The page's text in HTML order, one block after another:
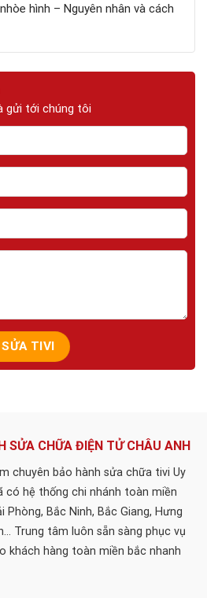
hình – Nguyên nhân và cách
gửi tới chúng tôi
SỬA CHỮA ĐIỆN TỬ CHÂU ANH
chuyên bảo hành sửa chữa tivi Uy
có hệ thống chi nhánh toàn miền
Phòng, Bắc Ninh, Bắc Giang, Hưng
Trung tâm luôn sẵn sàng phục vụ
khách hàng toàn miền bắc nhanh